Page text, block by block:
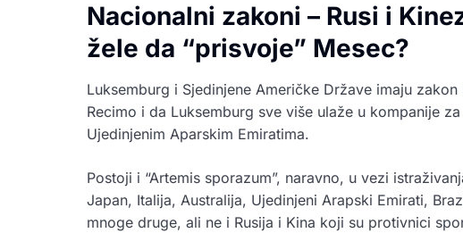
Nacionalni zakoni – Rusi i
žele da “prisvoje” Mesec?
Luksemburg i Sjedinjene Američke Države imaju
Recimo i da Luksemburg sve više ulaže u kompanije
Ujedinjenim Aparskim Emiratima.
Postoji i “Artemis sporazum”, naravno, u vezi
Japan, Italija, Australija, Ujedinjeni Arapski Emirati,
mnoge druge, ali ne i Rusija i Kina koji su protivnici